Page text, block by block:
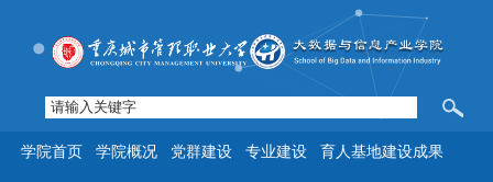
学院首页 学院概况 党群建设 专业建设 育人基地建设成果